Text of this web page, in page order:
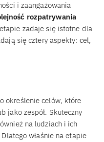
i zaangażowania
rozpatrywania
zadaje się istotne dla
się cztery aspekty: cel,
określenie celów, które
jako zespół. Skuteczny
na ludziach i ich
właśnie na etapie